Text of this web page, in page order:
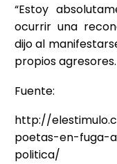
“Estoy
ocurrir una
dijo al
propios agresores.
Fuente:
http://
poetas-en-fuga-
politica/